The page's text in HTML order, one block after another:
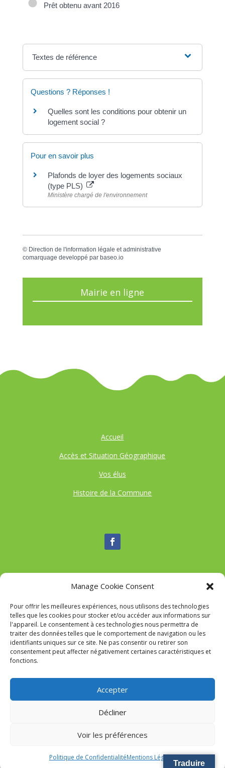
Manage Cookie Consent
Pour offrir les meilleures expériences, nous utilisons des technologies
telles que les cookies pour stocker et/ou accéder aux informations sur
l'appareil. Le consentement à ces technologies nous permettra de
traiter des données telles que le comportement de navigation ou les
identifiants uniques sur ce site. Ne pas consentir ou retirer son
consentement peut affecter négativement certaines caractéristiques et
fonctions.
Accepter
Décliner
Voir les préférences
Politique de ConfidentialitéMentions Légales
Prêt obtenu avant 2016
Textes de référence
Questions ? Réponses !
Quelles sont les conditions pour obtenir un
logement social ?
Pour en savoir plus
Plafonds de loyer des logements sociaux
(type PLS)
Ministère chargé de l'environnement
© Direction de l'information légale et administrative
comarquage developpé par baseo.io
Mairie en ligne
Accueil
Accès et Situation Géographique
Vos élus
Histoire de la Commune
Nous contacter
Tél :04 95 52 84 88
Mail:commune-de-tavaco@orange.fr
Adresse :Figarella 20167 TAVACO
Traduire